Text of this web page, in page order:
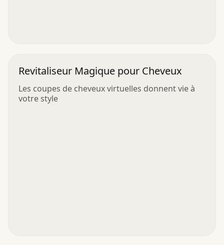
Revitaliseur Magique pour Cheveux
Les coupes de cheveux virtuelles donnent vie à
votre style